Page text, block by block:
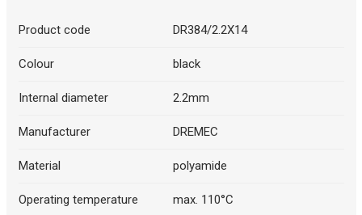
Product code DR384/2.2X14
Colour black
Internal diameter 2.2mm
Manufacturer DREMEC
Material polyamide
Operating temperature max. 110°C